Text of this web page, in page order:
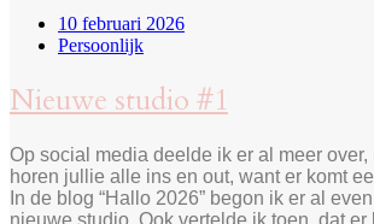
10 februari 2026
Persoonlijk
Nieuwe studio #1
Op social media deelde ik er al meer over,
horen jullie alle ins en out, want er komt
In de blog “Hallo 2026” begon ik er al
nieuwe studio. Ook vertelde ik toen, dat er